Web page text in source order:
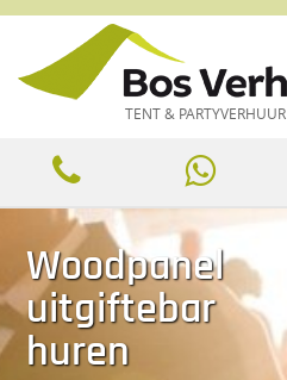
TENT & PARTYVERHUUR
Woodpanel
uitgiftebar
huren